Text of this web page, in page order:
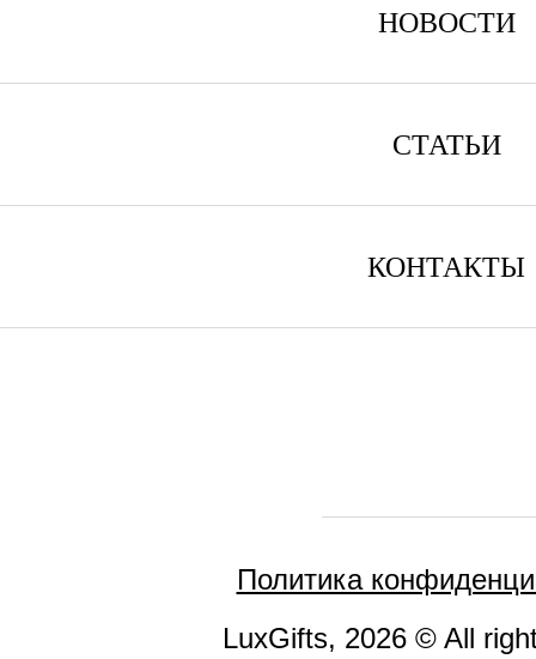
НОВОСТИ
СТАТЬИ
КОНТАКТЫ
Политика
LuxGifts, 2026 © All